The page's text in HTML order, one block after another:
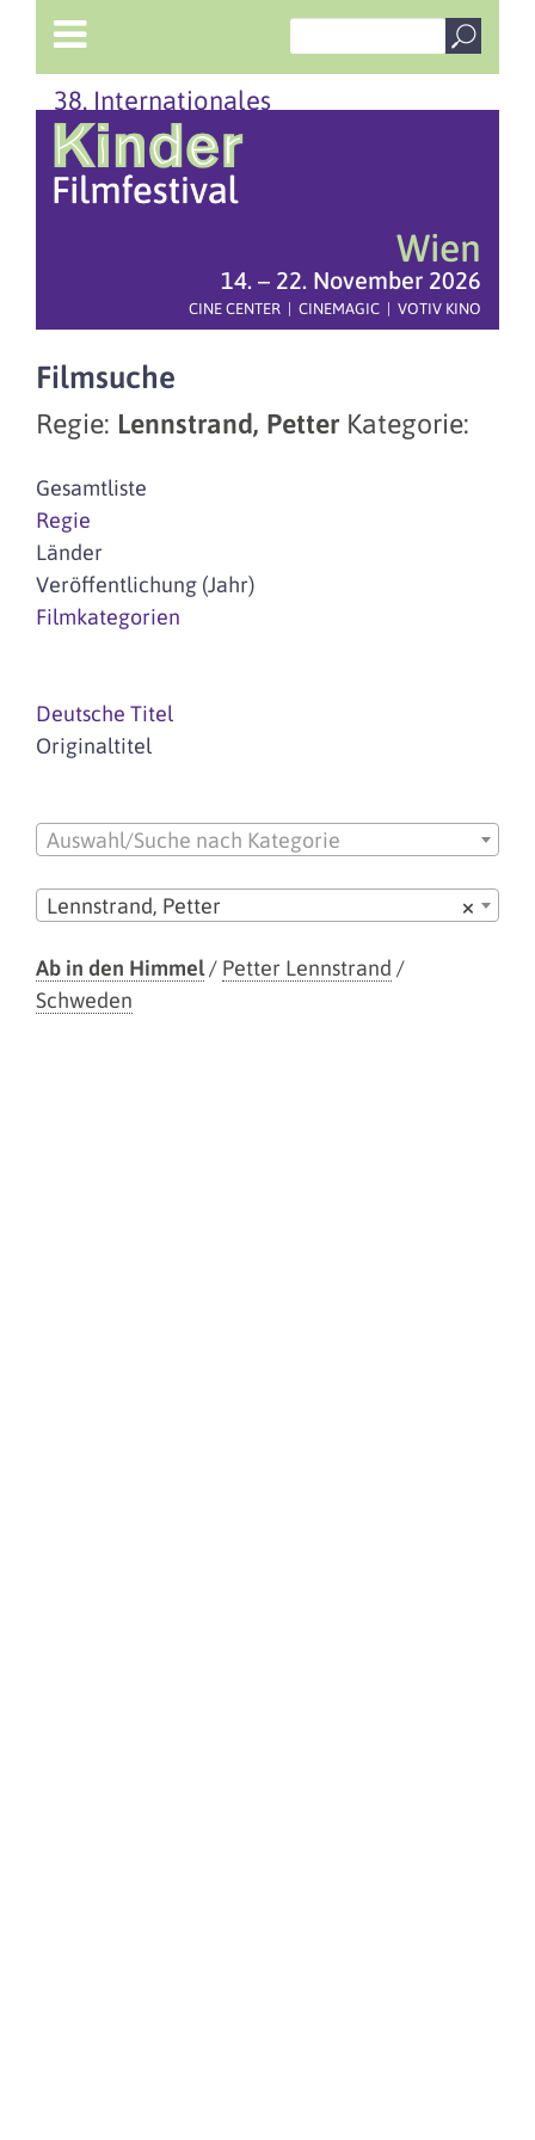
38. Internationales
Wien
14. – 22. November 2026
CINE CENTER | CINEMAGIC | VOTIV KINO
Filmsuche
Regie: Lennstrand, PetterKategorie:
Gesamtliste
Regie
Länder
Veröffentlichung (Jahr)
Filmkategorien
Deutsche Titel
Originaltitel
Auswahl/Suche nach Kategorie
×
Lennstrand, Petter
Ab in den Himmel/ Petter Lennstrand /
Schweden